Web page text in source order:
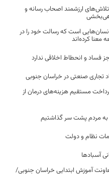
تلاش‌های ارزشمند اصحاب رسانه و
است که رسالت خود را در
کرده‌اند
فساد و انحطاط اخلاقی ندارد
تجاری صنعتی در خراسان جنوبی
مستقیم هزینه‌های درمان از
به مردم پشت سر گذاشتیم
نظام و دولت
آسبادها
آموزش ابتدایی خراسان جنوبی/